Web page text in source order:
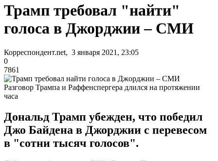
Трамп требовал "найти"
голоса в Джорджии – СМИ
Корреспондент.net, 3 января 2021, 23:05
0
7861
Разговор Трампа и Раффенспергера длился на протяжении
часа
Дональд Трамп убежден, что победил
Джо Байдена в Джорджии с перевесом
в "сотни тысяч голосов".